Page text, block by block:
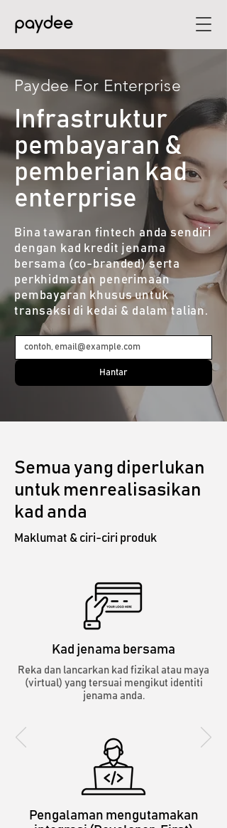
Paydee For Enterprise
Infrastruktur
pembayaran &
pemberian kad
enterprise
Bina tawaran fintech anda sendiri
dengan kad kredit jenama
bersama (co-branded) serta
perkhidmatan penerimaan
pembayaran khusus untuk
transaksi di kedai & dalam talian.
Hantar
Semua yang diperlukan
untuk menrealisasikan
kad anda
Maklumat & ciri-ciri produk
Kad jenama bersama
Reka dan lancarkan kad fizikal atau maya
(virtual) yang tersuai mengikut identiti
jenama anda.
Pengalaman mengutamakan